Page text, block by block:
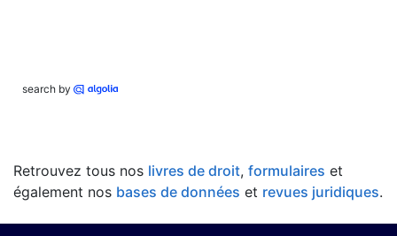
search by
Retrouvez tous nos livres de droit, formulaires et
également nos bases de données et revues juridiques.